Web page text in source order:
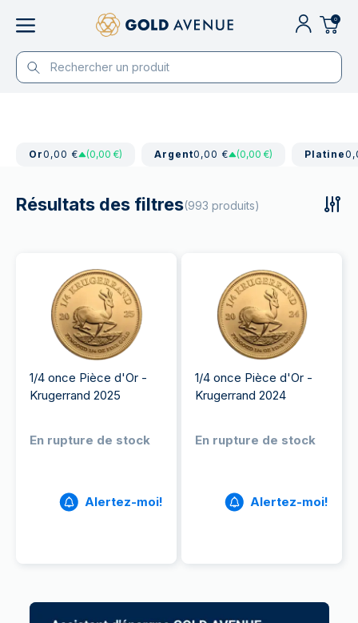
0
Or0,00 € (0,00 €) Argent0,00 € (0,00 €) Platine
Résultats des filtres(993 produits)
1/4 once Pièce d'Or -
Krugerrand 2025
En rupture de stock
Alertez-moi!
1/4 once Pièce d'Or -
Krugerrand 2024
En rupture de stock
Alertez-moi!